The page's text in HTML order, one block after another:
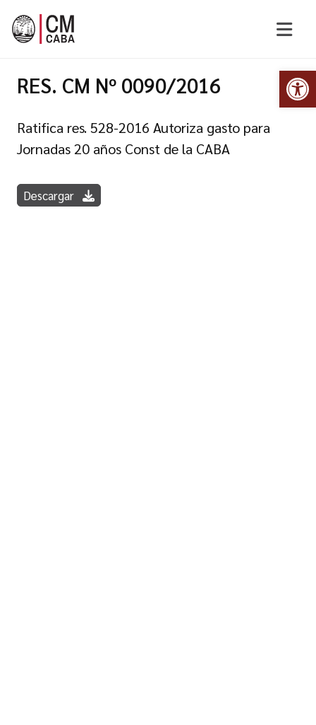
RES. CM Nº 0090/2016
Ratifica res. 528-2016 Autoriza gasto para
Jornadas 20 años Const de la CABA
Descargar